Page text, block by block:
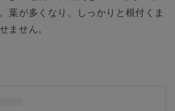
葉が多くなり、しっかりと根付くま
ません。